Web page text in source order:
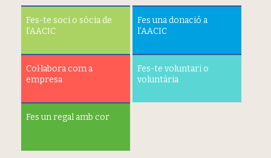
Fes-te soci o sòcia de
l’AACIC
Fes una donació a
l’AACIC
Col·labora com a
empresa
Fes-te voluntari o
voluntària
Fes un regal amb cor